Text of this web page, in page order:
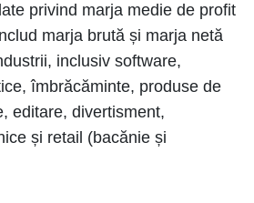
privind marja medie de profit
marja brută și marja netă
inclusiv software,
îmbrăcăminte, produse de
editare, divertisment,
și retail (bacănie și